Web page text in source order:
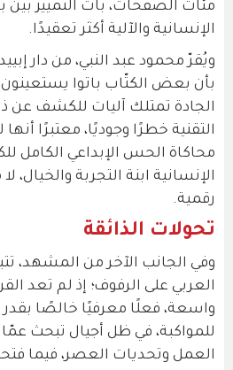
مئات الصفحات، بات التمييز
الإنسانية والآلية أكثر تعقيدًا.
ويُقرّ محمود عبد النبي، من دار
بأن بعض الكتّاب باتوا يستعينون
الجادة تمتلك آليات للكشف عن
التقنية خطرًا وجوديًا، معتبرًا
محاكاة الحس الإبداعي الكامل
الإنسانية ابنة التجربة والخيال،
رقمية.
تحولات الذائقة
وفي الجانب الآخر من المشهد،
العربي على الرفوف؛ إذ لم تعد
واسعة، فعلًا معرفيًا خالصًا
للمواكبة، في ظل أجيال تبحث
العمل وتحديات العصر، فيما